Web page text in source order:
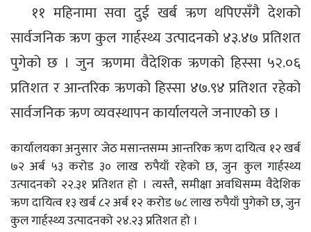
११ महिनामा सवा दुई खर्ब ऋण थपिएसँगै देशको
सार्वजनिक ऋण कुल गार्हस्थ्य उत्पादनको ४३.४७ प्रतिशत
पुगेको छ । जुन ऋणमा वैदेशिक ऋणको हिस्सा ५२.०६
प्रतिशत र आन्तरिक ऋणको हिस्सा ४७.९४ प्रतिशत रहेको
सार्वजनिक ऋण व्यवस्थापन कार्यालयले जनाएको छ ।
कार्यालयका अनुसार जेठ मसान्तसम्म आन्तरिक ऋण दायित्व १२ खर्ब
७२ अर्ब ५३ करोड ३० लाख रुपैयाँ रहेको छ, जुन कुल गार्हस्थ्य
उत्पादनको २२.३१ प्रतिशत हो । त्यस्तै, समीक्षा अवधिसम्म वैदेशिक
ऋण दायित्व १३ खर्ब ८२ अर्ब १२ करोड ७८ लाख रुपैयाँ पुगेको छ, जुन
कुल गार्हस्थ्य उत्पादनको २४.२३ प्रतिशत हो ।